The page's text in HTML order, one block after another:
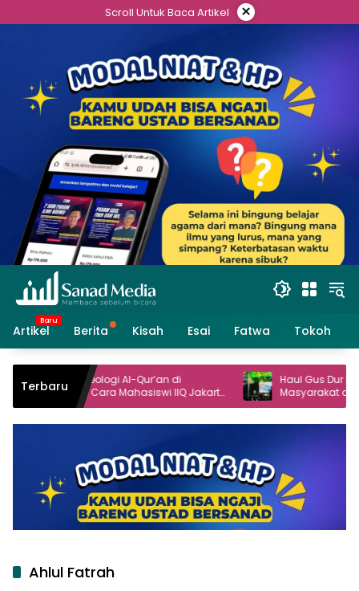
to
Scroll Untuk Baca Artikel ×
Artikel Berita Kisah Esai Fatwa Tokoh
Terbaru
Al-Qur’an di
Cara Mahasiswi IIQ Jakarta
Jonggol
Haul Gus Dur ke-16 Angkat Peran
Masyarakat dalam Demokrasi
Ahlul Fatrah